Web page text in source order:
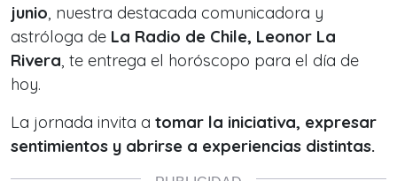
junio, nuestra destacada comunicadora y
astróloga de La Radio de Chile, Leonor La
Rivera, te entrega el horóscopo para el día de
hoy.
La jornada invita a tomar la iniciativa, expresar
sentimientos y abrirse a experiencias distintas.